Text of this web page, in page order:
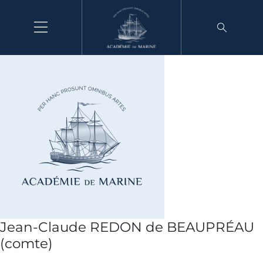
Jean-Claude REDON de BEAUPRÉAU
(comte)